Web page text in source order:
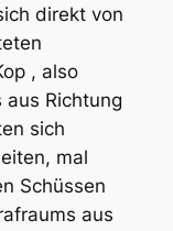
direkt von
, also
Richtung
sich
mal
Schüssen
aus